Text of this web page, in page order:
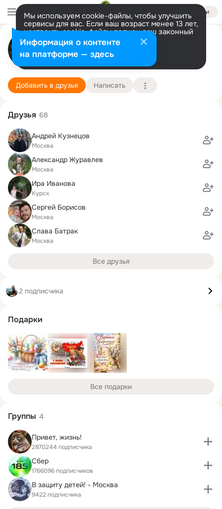
Войти
Мы используем cookie-файлы, чтобы улучшить
сервисы для вас. Если ваш возраст менее 13 лет,
настроить cookie-файлы должен ваш законный
представитель. Больше информации
Разрешить все Настроить
Роман Ярыгин
Москва
20 января (53 года)
1 лицей-интернат
Подробнее
Добавить в друзья Написать
Друзья 68
Андрей Кузнецов
Москва
Александр Журавлев
Москва
Ира Иванова
Курск
Сергей Борисов
Москва
Слава Батрак
Москва
Все друзья
2 подписчика
Подарки
Все подарки
Группы 4
Привет, жизнь!
2870244 подписчика
Сбер
1766096 подписчиков
В защиту детей! - Москва
9422 подписчика
Информация о контенте
на платформе — здесь